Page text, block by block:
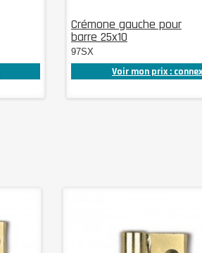
Crémone gauche pour
barre 25x10
97SX
Voir mon prix :